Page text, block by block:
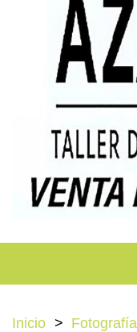
Inicio
Fotografía